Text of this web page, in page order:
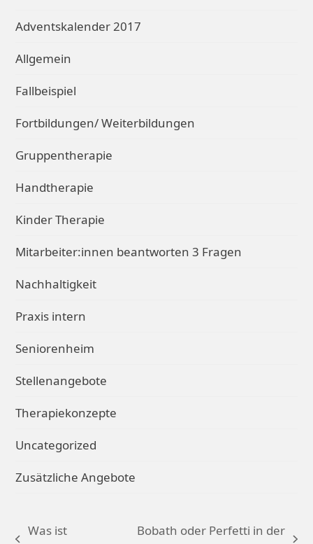
Adventskalender 2017
Allgemein
Fallbeispiel
Fortbildungen/ Weiterbildungen
Gruppentherapie
Handtherapie
Kinder Therapie
Mitarbeiter:innen beantworten 3 Fragen
Nachhaltigkeit
Praxis intern
Seniorenheim
Stellenangebote
Therapiekonzepte
Uncategorized
Zusätzliche Angebote
Was ist
Bobath oder Perfetti in der